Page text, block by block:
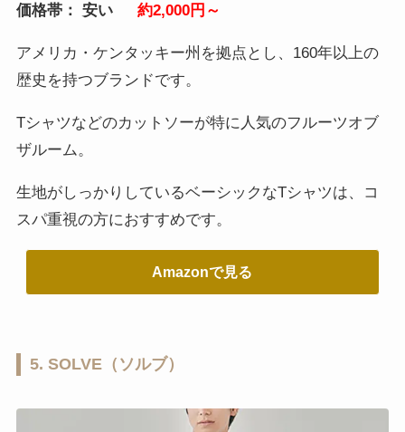
価格帯： 安い 約2,000円～
アメリカ・ケンタッキー州を拠点とし、160年以上の
歴史を持つブランドです。
Tシャツなどのカットソーが特に人気のフルーツオブ
ザルーム。
生地がしっかりしているベーシックなTシャツは、コ
スパ重視の方におすすめです。
Amazonで見る
5. SOLVE（ソルブ）